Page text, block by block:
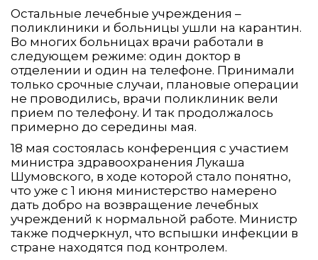
Остальные лечебные учреждения –
поликлиники и больницы ушли на карантин.
Во многих больницах врачи работали в
следующем режиме: один доктор в
отделении и один на телефоне. Принимали
только срочные случаи, плановые операции
не проводились, врачи поликлиник вели
прием по телефону. И так продолжалось
примерно до середины мая.
18 мая состоялась конференция с участием
министра здравоохранения Лукаша
Шумовского, в ходе которой стало понятно,
что уже с 1 июня министерство намерено
дать добро на возвращение лечебных
учреждений к нормальной работе. Министр
также подчеркнул, что вспышки инфекции в
стране находятся под контролем.